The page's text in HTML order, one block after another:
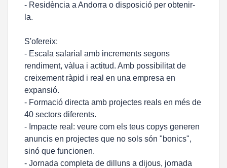
- Residència a Andorra o disposició per obtenir-
la.
S'ofereix:
- Escala salarial amb increments segons
rendiment, vàlua i actitud. Amb possibilitat de
creixement ràpid i real en una empresa en
expansió.
- Formació directa amb projectes reals en més de
40 sectors diferents.
- Impacte real: veure com els teus copys generen
anuncis en projectes que no sols són "bonics",
sinó que funcionen.
- Jornada completa de dilluns a dijous, jornada